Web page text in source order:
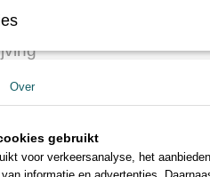
is er nu de ultieme racefiets! Dit is
Over
gebruikt
voor verkeersanalyse, het